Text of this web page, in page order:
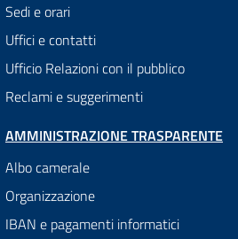
Sedi e orari
Uffici e contatti
Ufficio Relazioni con il pubblico
Reclami e suggerimenti
AMMINISTRAZIONE TRASPARENTE
Albo camerale
Organizzazione
IBAN e pagamenti informatici